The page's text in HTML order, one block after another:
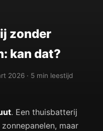
zonder
kan dat?
2026 · 5 min leestijd
. Een thuisbatterij
maar